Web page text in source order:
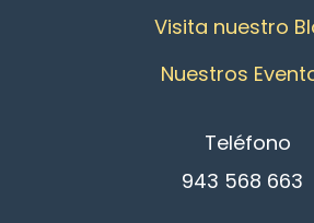
Visita nuestro
Nuestros
Teléfono
943 568 663